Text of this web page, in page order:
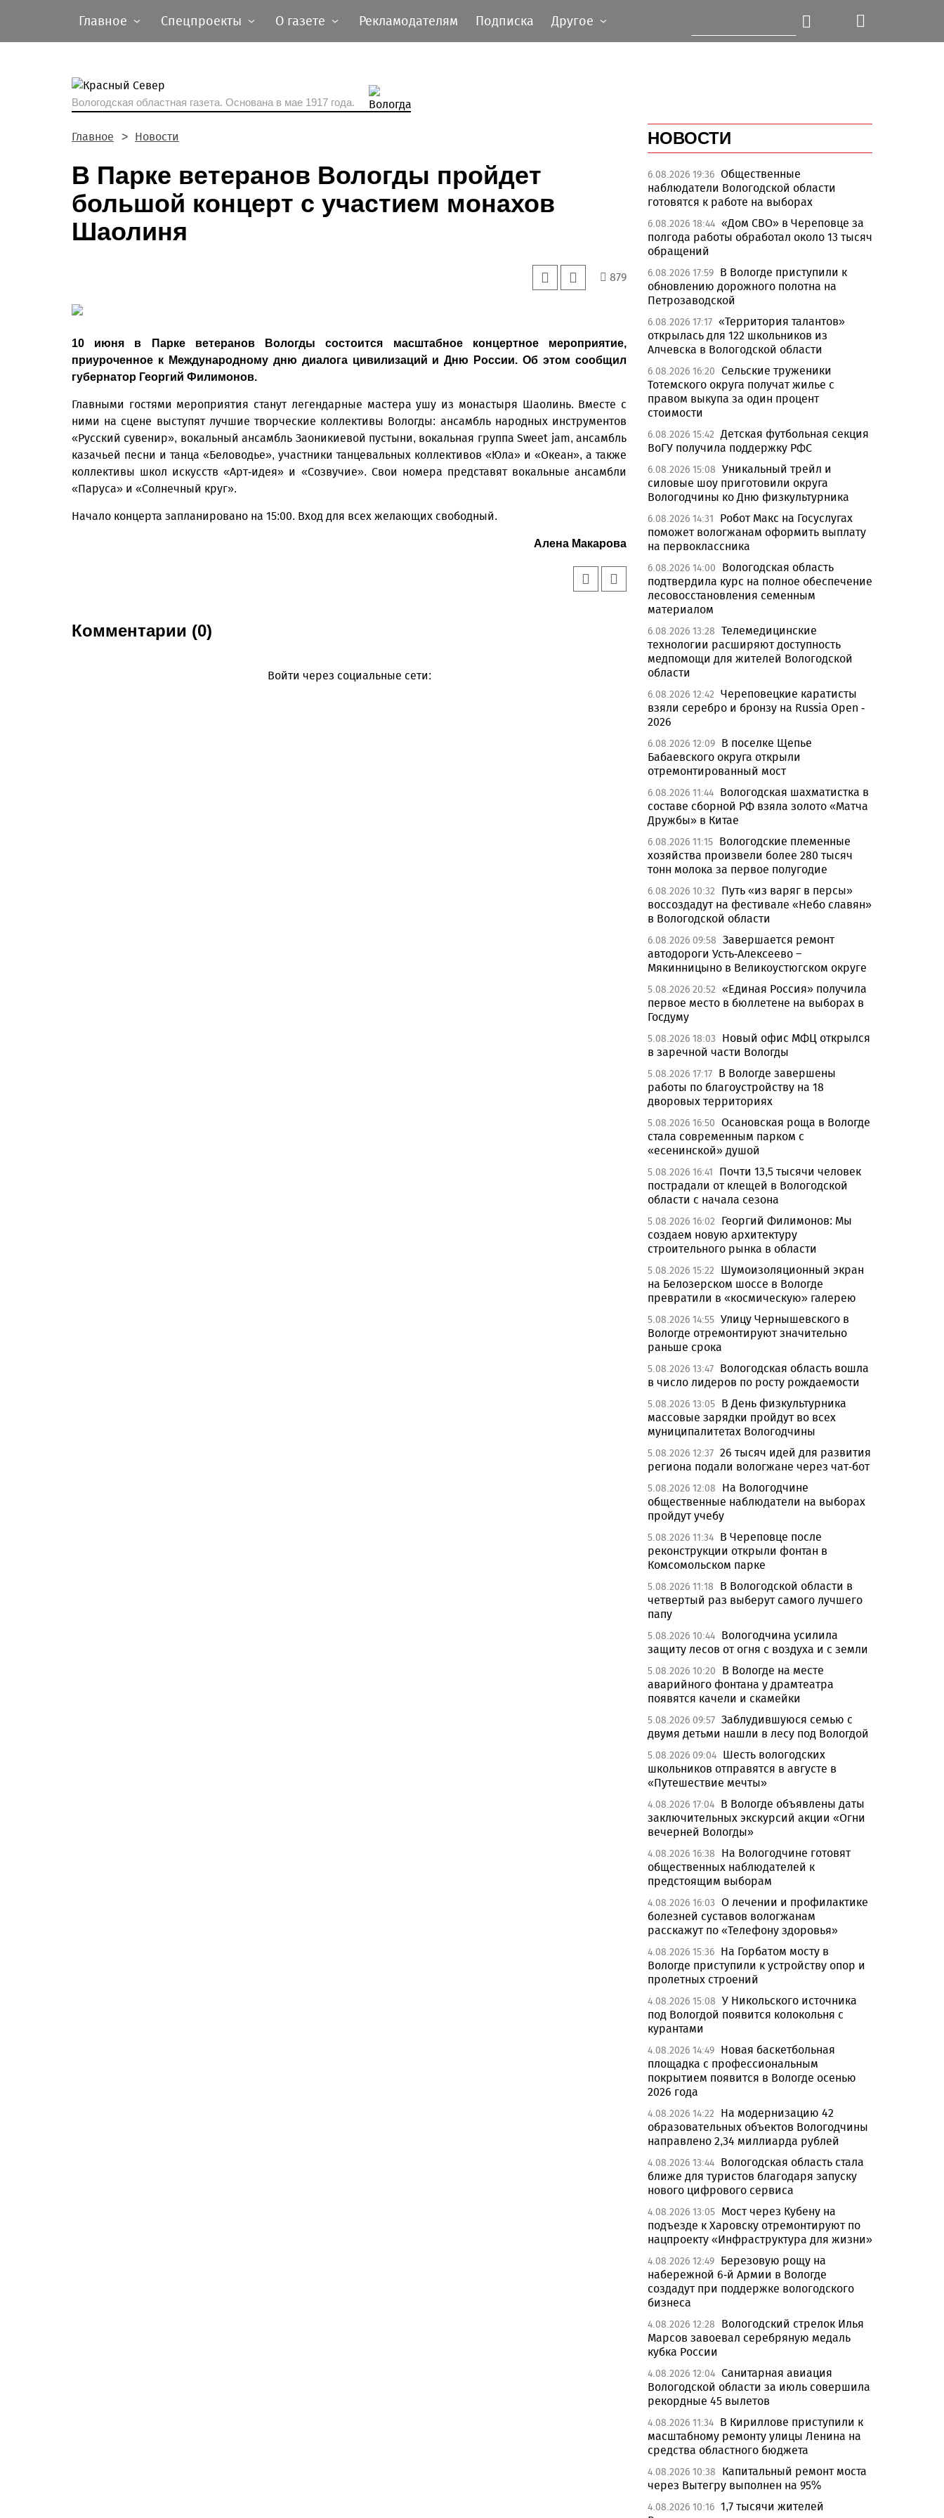
Главное Спецпроекты О газете Рекламодателям Подписка Другое
Вологодская областная газета. Основана в мае 1917 года.
Главное Новости
В Парке ветеранов Вологды пройдет
большой концерт с участием монахов
Шаолиня
879
10 июня в Парке ветеранов Вологды состоится масштабное концертное мероприятие,
приуроченное к Международному дню диалога цивилизаций и Дню России. Об этом сообщил
губернатор Георгий Филимонов.
Главными гостями мероприятия станут легендарные мастера ушу из монастыря Шаолинь. Вместе с
ними на сцене выступят лучшие творческие коллективы Вологды: ансамбль народных инструментов
«Русский сувенир», вокальный ансамбль Заоникиевой пустыни, вокальная группа Sweet jam, ансамбль
казачьей песни и танца «Беловодье», участники танцевальных коллективов «Юла» и «Океан», а также
коллективы школ искусств «Арт-идея» и «Созвучие». Свои номера представят вокальные ансамбли
«Паруса» и «Солнечный круг».
Начало концерта запланировано на 15:00. Вход для всех желающих свободный.
Алена Макарова
Комментарии (0)
Войти через социальные сети:
НОВОСТИ
6.08.2026 19:36 Общественные
наблюдатели Вологодской области
готовятся к работе на выборах
6.08.2026 18:44 «Дом СВО» в Череповце за
полгода работы обработал около 13 тысяч
обращений
6.08.2026 17:59 В Вологде приступили к
обновлению дорожного полотна на
Петрозаводской
6.08.2026 17:17 «Территория талантов»
открылась для 122 школьников из
Алчевска в Вологодской области
6.08.2026 16:20 Сельские труженики
Тотемского округа получат жилье с
правом выкупа за один процент
стоимости
6.08.2026 15:42 Детская футбольная секция
ВоГУ получила поддержку РФС
6.08.2026 15:08 Уникальный трейл и
силовые шоу приготовили округа
Вологодчины ко Дню физкультурника
6.08.2026 14:31
Робот Макс на Госуслугах
поможет вологжанам оформить выплату
на первоклассника
6.08.2026 14:00
Вологодская область
подтвердила курс на полное обеспечение
лесовосстановления семенным
материалом
6.08.2026 13:28 Телемедицинские
технологии расширяют доступность
медпомощи для жителей Вологодской
области
6.08.2026 12:42 Череповецкие каратисты
взяли серебро и бронзу на Russia Open -
2026
6.08.2026 12:09 В поселке Щепье
Бабаевского округа открыли
отремонтированный мост
6.08.2026 11:44 Вологодская шахматистка в
составе сборной РФ взяла золото «Матча
Дружбы» в Китае
6.08.2026 11:15 Вологодские племенные
хозяйства произвели более 280 тысяч
тонн молока за первое полугодие
6.08.2026 10:32
Путь «из варяг в персы»
воссоздадут на фестивале «Небо славян»
в Вологодской области
6.08.2026 09:58 Завершается ремонт
автодороги Усть-Алексеево –
Мякинницыно в Великоустюгском округе
5.08.2026 20:52 «Единая Россия» получила
первое место в бюллетене на выборах в
Госдуму
5.08.2026 18:03
Новый офис МФЦ открылся
в заречной части Вологды
5.08.2026 17:17 В Вологде завершены
работы по благоустройству на 18
дворовых территориях
5.08.2026 16:50 Осановская роща в Вологде
стала современным парком с
«есенинской» душой
5.08.2026 16:41
Почти 13,5 тысячи человек
пострадали от клещей в Вологодской
области с начала сезона
5.08.2026 16:02
Георгий Филимонов: Мы
создаем новую архитектуру
строительного рынка в области
5.08.2026 15:22
Шумоизоляционный экран
на Белозерском шоссе в Вологде
превратили в «космическую» галерею
5.08.2026 14:55 Улицу Чернышевского в
Вологде отремонтируют значительно
раньше срока
5.08.2026 13:47 Вологодская область вошла
в число лидеров по росту рождаемости
5.08.2026 13:05 В День физкультурника
массовые зарядки пройдут во всех
муниципалитетах Вологодчины
5.08.2026 12:37 26 тысяч идей для развития
региона подали вологжане через чат-бот
5.08.2026 12:08
На Вологодчине
общественные наблюдатели на выборах
пройдут учебу
5.08.2026 11:34 В Череповце после
реконструкции открыли фонтан в
Комсомольском парке
5.08.2026 11:18
В Вологодской области в
четвертый раз выберут самого лучшего
папу
5.08.2026 10:44 Вологодчина усилила
защиту лесов от огня с воздуха и с земли
5.08.2026 10:20
В Вологде на месте
аварийного фонтана у драмтеатра
появятся качели и скамейки
5.08.2026 09:57 Заблудившуюся семью с
двумя детьми нашли в лесу под Вологдой
5.08.2026 09:04 Шесть вологодских
школьников отправятся в августе в
«Путешествие мечты»
4.08.2026 17:04 В Вологде объявлены даты
заключительных экскурсий акции «Огни
вечерней Вологды»
4.08.2026 16:38
На Вологодчине готовят
общественных наблюдателей к
предстоящим выборам
4.08.2026 16:03 О лечении и профилактике
болезней суставов вологжанам
расскажут по «Телефону здоровья»
4.08.2026 15:36 На Горбатом мосту в
Вологде приступили к устройству опор и
пролетных строений
4.08.2026 15:08 У Никольского источника
под Вологдой появится колокольня с
курантами
4.08.2026 14:49 Новая баскетбольная
площадка с профессиональным
покрытием появится в Вологде осенью
2026 года
4.08.2026 14:22
На модернизацию 42
образовательных объектов Вологодчины
направлено 2,34 миллиарда рублей
4.08.2026 13:44 Вологодская область стала
ближе для туристов благодаря запуску
нового цифрового сервиса
4.08.2026 13:05 Мост через Кубену на
подъезде к Харовску отремонтируют по
нацпроекту «Инфраструктура для жизни»
4.08.2026 12:49 Березовую рощу на
набережной 6-й Армии в Вологде
создадут при поддержке вологодского
бизнеса
4.08.2026 12:28
Вологодский стрелок Илья
Марсов завоевал серебряную медаль
кубка России
4.08.2026 12:04 Санитарная авиация
Вологодской области за июль совершила
рекордные 45 вылетов
4.08.2026 11:34 В Кириллове приступили к
масштабному ремонту улицы Ленина на
средства областного бюджета
4.08.2026 10:38
Капитальный ремонт моста
через Вытегру выполнен на 95%
4.08.2026 10:16 1,7 тысячи жителей